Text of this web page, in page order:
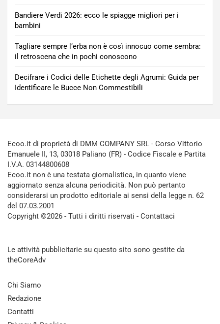
Bandiere Verdi 2026: ecco le spiagge migliori per i
bambini
Tagliare sempre l’erba non è così innocuo come sembra:
il retroscena che in pochi conoscono
Decifrare i Codici delle Etichette degli Agrumi: Guida per
Identificare le Bucce Non Commestibili
Ecoo.it di proprietà di DMM COMPANY SRL - Corso Vittorio
Emanuele II, 13, 03018 Paliano (FR) - Codice Fiscale e Partita
I.V.A. 03144800608
Ecoo.it non è una testata giornalistica, in quanto viene
aggiornato senza alcuna periodicità. Non può pertanto
considerarsi un prodotto editoriale ai sensi della legge n. 62
del 07.03.2001
Copyright ©2026 - Tutti i diritti riservati - Contattaci
Le attività pubblicitarie su questo sito sono gestite da
theCoreAdv
Chi Siamo
Redazione
Contatti